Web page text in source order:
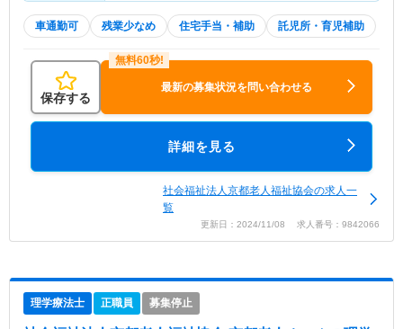
車通勤可 残業少なめ 住宅手当・補助 託児所・育児補助
保存する
最新の募集状況を問い合わせる
詳細を見る
社会福祉法人京都老人福祉協会の求人一
覧
更新日：2024/11/08 求人番号：9842066
理学療法士 正職員 募集停止